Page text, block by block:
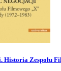
Historia Zespołu